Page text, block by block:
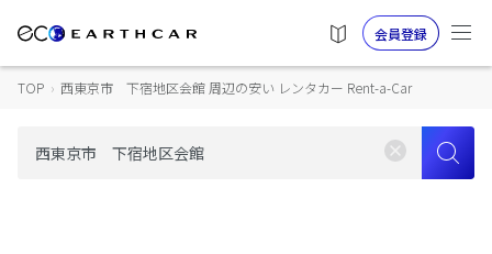
会員登録
TOP › 西東京市 下宿地区会館 周辺の安い レンタカー Rent-a-Car